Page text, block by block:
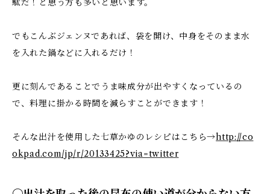
駄だ！と思う方も多いと思います。
でもこんぶジェンヌであれば、袋を開け、中身をそのまま水
を入れた鍋などに入れるだけ！
更に刻んであることでうま味成分が出やすくなっているの
で、料理に掛かる時間を減らすことができます！
そんな出汁を使用した七草かゆのレシピはこちら→http://co
okpad.com/jp/r/20133425?via=twitter